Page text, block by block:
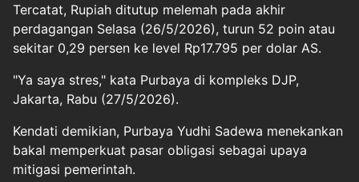
Tercatat, Rupiah ditutup melemah pada akhir
perdagangan Selasa (26/5/2026), turun 52 poin atau
sekitar 0,29 persen ke level Rp17.795 per dolar AS.
"Ya saya stres," kata Purbaya di kompleks DJP,
Jakarta, Rabu (27/5/2026).
Kendati demikian, Purbaya Yudhi Sadewa menekankan
bakal memperkuat pasar obligasi sebagai upaya
mitigasi pemerintah.